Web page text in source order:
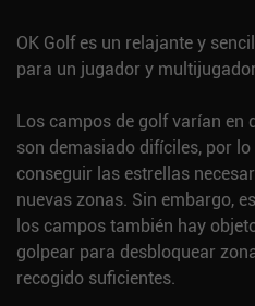
OK Golf es un relajante y
para un jugador y
Los campos de golf varían en
son demasiado difíciles, por
conseguir las estrellas
nuevas zonas. Sin embargo,
los campos también hay
golpear para desbloquear
recogido suficientes.